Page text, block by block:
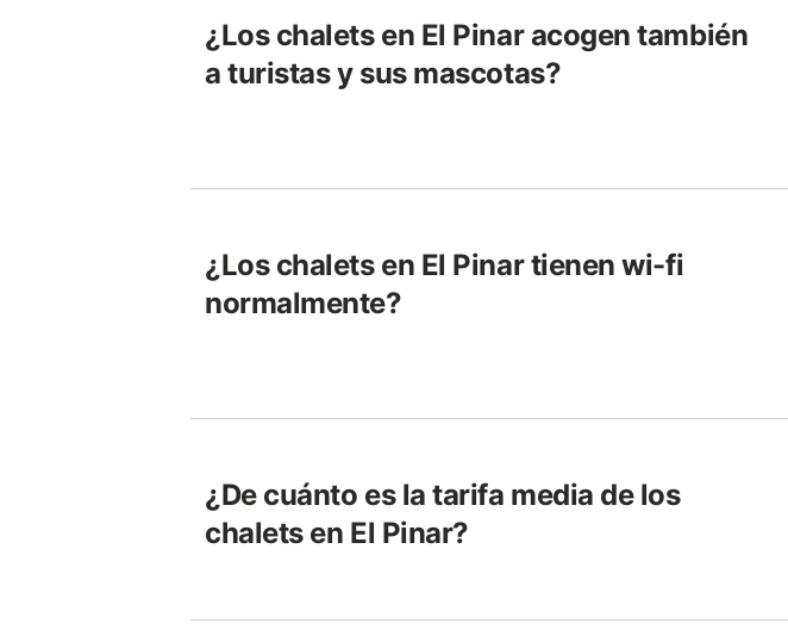
¿Los chalets en El Pinar acogen también
a turistas y sus mascotas?
¿Los chalets en El Pinar tienen wi-fi
normalmente?
¿De cuánto es la tarifa media de los
chalets en El Pinar?